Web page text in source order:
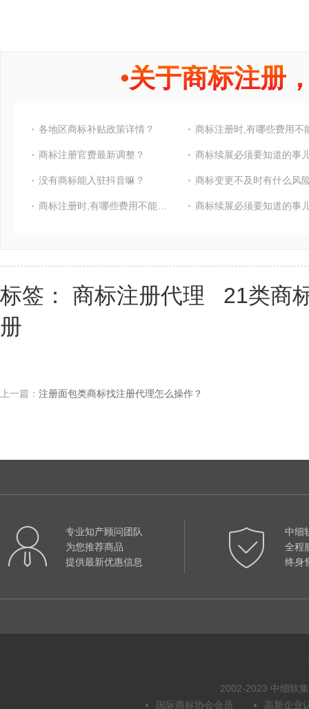
•关于商标注册
各地区商标补贴政策详情？
商标注册官费最新调整？ 商标续展必须要知道的事
没有商标能入驻抖音嘛？ 商标变更不及时有什么风
商标续展必须要知道的事
标签： 商标注册代理
21类商
册
上一篇： 注册面包类商标找注册代理怎么操作？
专业知产顾问团队
为您推荐商品
提供最新优惠信息
中细
全程
终身
2002-2023 中细软
国际商标协会会员
高新企业